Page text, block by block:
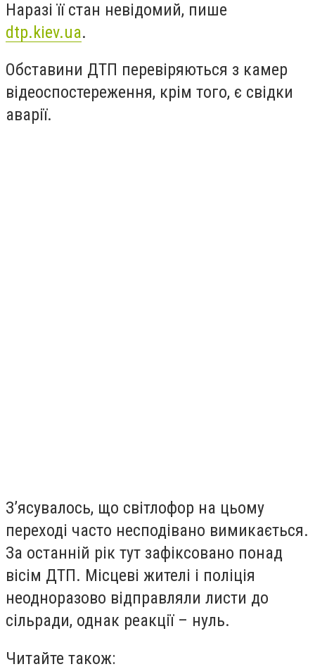
Наразі її стан невідомий, пише
dtp.kiev.ua.
Обставини ДТП перевіряються з камер
відеоспостереження, крім того, є свідки
аварії.
З’ясувалось, що світлофор на цьому
переході часто несподівано вимикається.
За останній рік тут зафіксовано понад
вісім ДТП. Місцеві жителі і поліція
неодноразово відправляли листи до
сільради, однак реакції – нуль.
Читайте також: